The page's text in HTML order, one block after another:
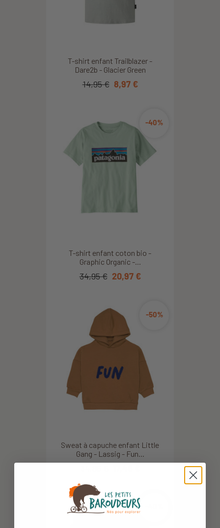
T-shirt enfant Trailblazer -
Dare2b - Glacier Green
14,95 € 8,97 €
T-shirt enfant coton bio -
Graphic Organic -...
-40%
34,95 € 20,97 €
Sweat à capuche enfant Little
Gang - Lassig - Fun...
-50%